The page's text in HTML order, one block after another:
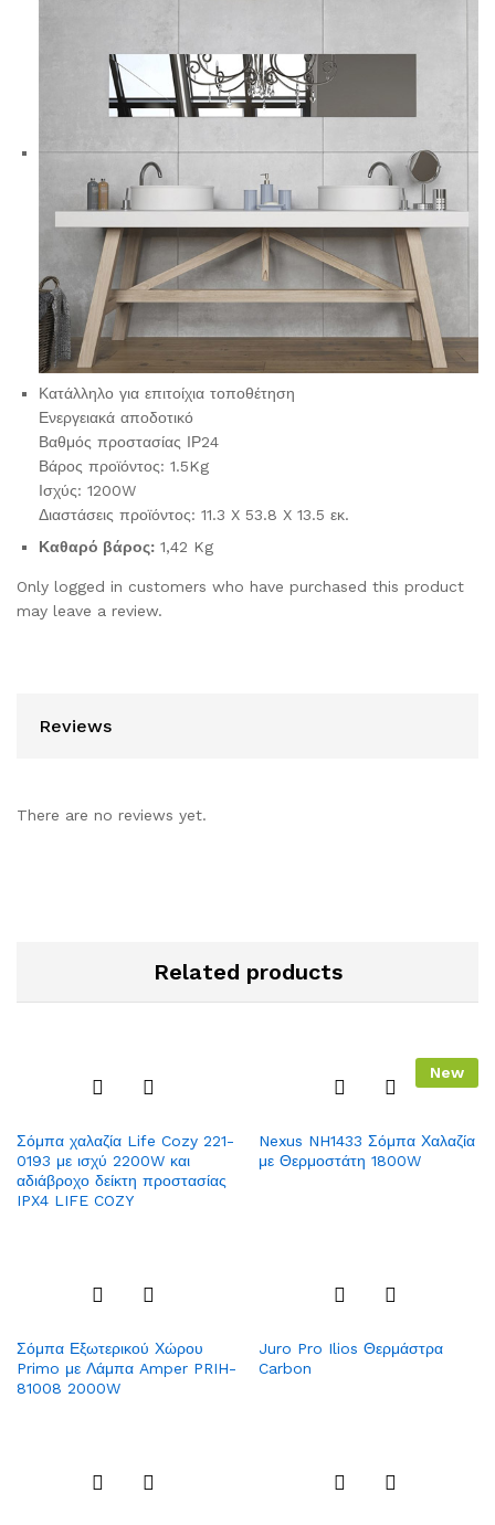
Κατάλληλο για επιτοίχια τοποθέτηση
Ενεργειακά αποδοτικό
Βαθμός προστασίας ΙΡ24
Βάρος προϊόντος: 1.5Kg
Ισχύς: 1200W
Διαστάσεις προϊόντος: 11.3 X 53.8 X 13.5 εκ.
Καθαρό βάρος: 1,42 Kg
Only logged in customers who have purchased this product
may leave a review.
Reviews
There are no reviews yet.
Related products
to
Wish
list
Σόμπα χαλαζία Life Cozy 221-
0193 με ισχύ 2200W και
αδιάβροχο δείκτη προστασίας
IPX4 LIFE COZY
New
to
Wish
Nexus NH1433 Σόμπα Χαλαζία
με Θερμοστάτη 1800W
to
Wish
Σόμπα Εξωτερικού Χώρου
Primo με Λάμπα Amper PRIH-
81008 2000W
to
Juro Pro Ilios Θερμάστρα
Carbon